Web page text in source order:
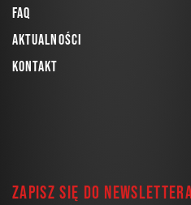
FAQ
Aktualności
Kontakt
Zapisz się do